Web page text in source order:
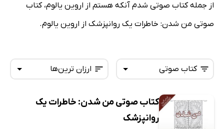
از جمله کتاب صوتی شدم آنکه هستم از اروین یالوم، کتاب
صوتی من شدن: خاطرات یک روانپزشک از اروین یالوم.
ارزان ترین‌ها
تازه‌ها
کتاب صوتی
همه کتاب‌ها
کتاب‌های صوتی
کتاب صوتی من شدن: خاطرات یک
روانپزشک